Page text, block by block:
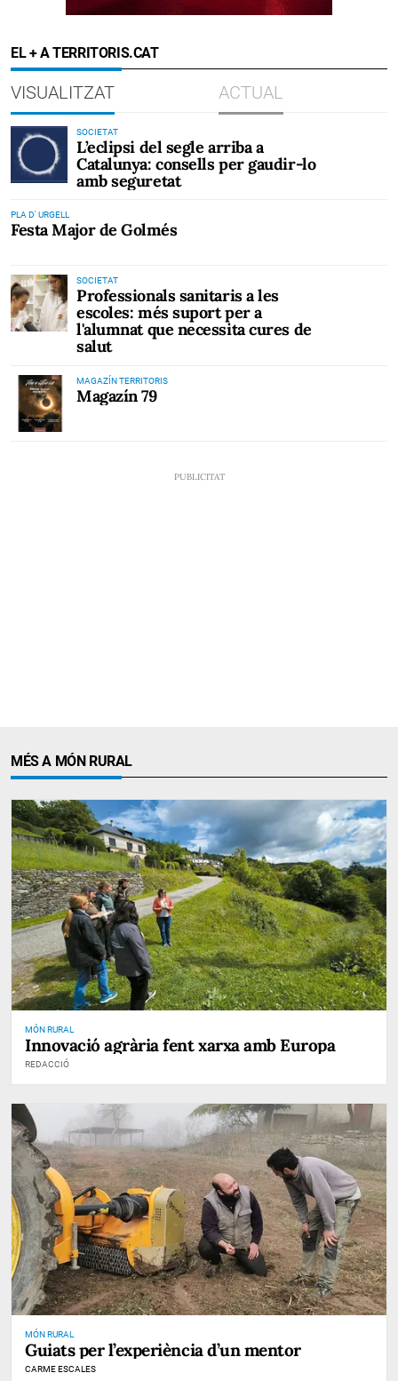
EL + A TERRITORIS.CAT
VISUALITZAT ACTUAL
SOCIETAT
L’eclipsi del segle arriba a
Catalunya: consells per gaudir-lo
amb seguretat
PLA D' URGELL
Festa Major de Golmés
SOCIETAT
Professionals sanitaris a les
escoles: més suport per a
l'alumnat que necessita cures de
salut
MAGAZÍN TERRITORIS
Magazín 79
MÉS A MÓN RURAL
MÓN RURAL
Innovació agrària fent xarxa amb Europa
REDACCIÓ
MÓN RURAL
Guiats per l’experiència d’un mentor
CARME ESCALES